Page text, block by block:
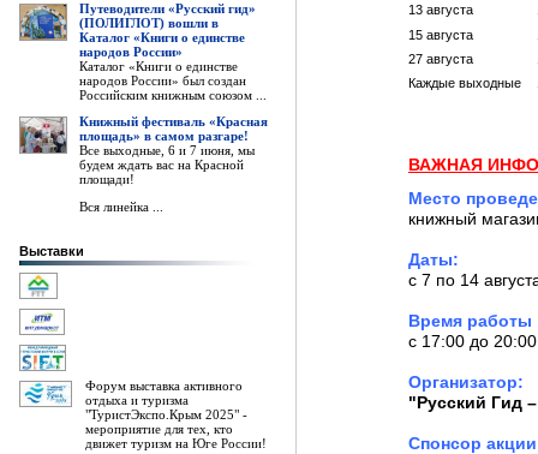
Путеводители «Русский гид»
(ПОЛИГЛОТ) вошли в
Каталог «Книги о единстве
народов России»
Каталог «Книги о единстве
народов России» был создан
Российским книжным союзом ...
Книжный фестиваль «Красная
площадь» в самом разгаре!
Все выходные, 6 и 7 июня, мы
будем ждать вас на Красной
площади!
Вся линейка ...
Выставки
Форум выставка активного
отдыха и туризма
"ТуристЭкспо.Крым 2025" -
мероприятие для тех, кто
движет туризм на Юге России!
13 августа
15 августа
27 августа
Каждые выходные
ВАЖНАЯ
Место
книжный
Даты:
с 7 по 14
Время работы
с 17:00 до
Организатор:
"Русский Гид
Спонсор